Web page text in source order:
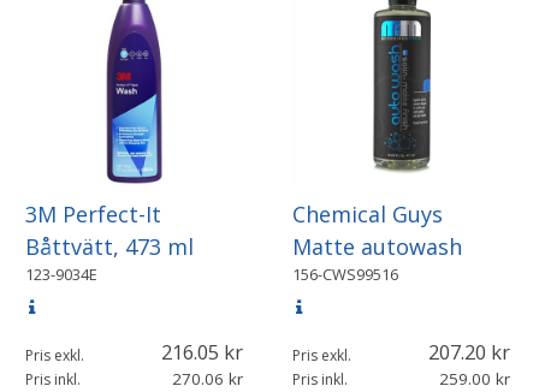
3M Perfect-It
Båttvätt, 473 ml
123-9034E
Pris exkl. 216.05
Pris inkl. 270.06
Chemical Guys
Matte autowash
156-CWS99516
Pris exkl. 207.20
Pris inkl. 259.00